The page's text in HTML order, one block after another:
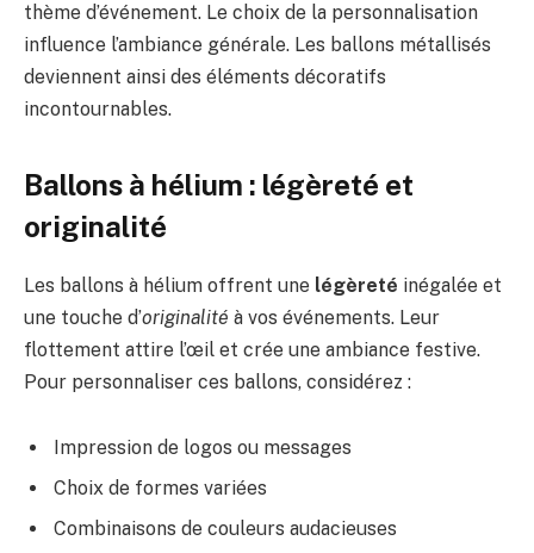
thème d’événement. Le choix de la personnalisation
influence l’ambiance générale. Les ballons métallisés
deviennent ainsi des éléments décoratifs
incontournables.
Ballons à hélium : légèreté et
originalité
Les ballons à hélium offrent une légèreté inégalée et
une touche d’originalité à vos événements. Leur
flottement attire l’œil et crée une ambiance festive.
Pour personnaliser ces ballons, considérez :
Impression de logos ou messages
Choix de formes variées
Combinaisons de couleurs audacieuses